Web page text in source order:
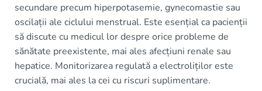
secundare precum hiperpotasemie, gynecomastie sau
oscilații ale ciclului menstrual. Este esențial ca pacienții
să discute cu medicul lor despre orice probleme de
sănătate preexistente, mai ales afecțiuni renale sau
hepatice. Monitorizarea regulată a electroliților este
crucială, mai ales la cei cu riscuri suplimentare.